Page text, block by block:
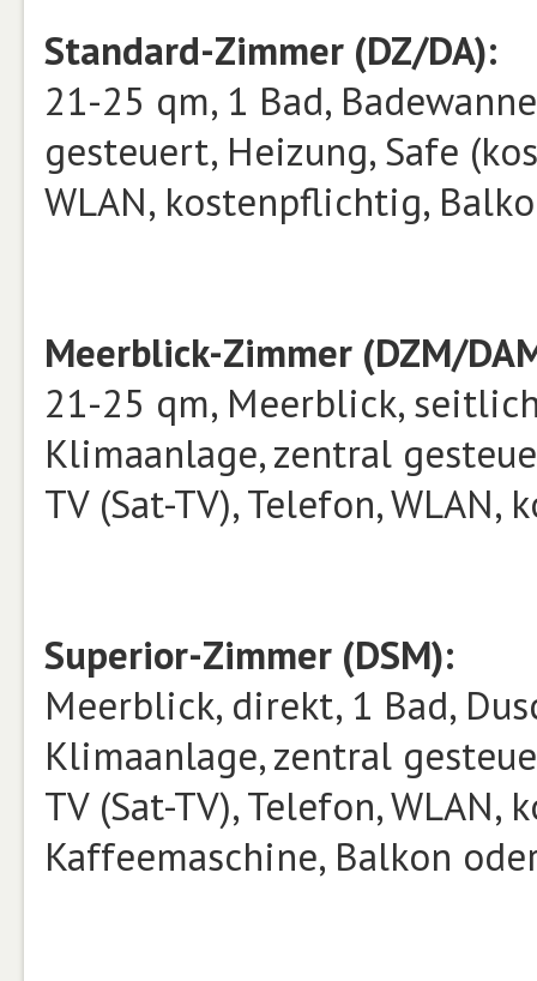
Standard-Zimmer (DZ/DA):
21-25 qm, 1 Bad,
gesteuert, Heizung, Safe
WLAN, kostenpflichtig,
Meerblick-Zimmer (DZM/
21-25 qm, Meerblick,
Klimaanlage, zentral
TV (Sat-TV), Telefon,
Superior-Zimmer (DSM):
Meerblick, direkt, 1 Bad,
Klimaanlage, zentral
TV (Sat-TV), Telefon,
Kaffeemaschine, Balkon